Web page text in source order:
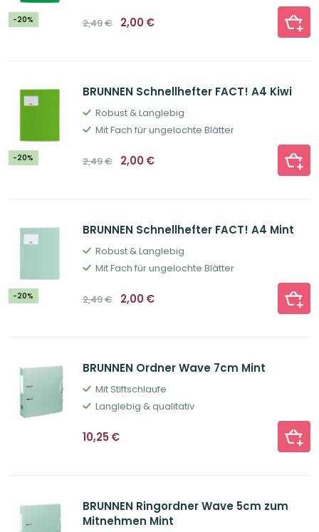
-20% 2,49€ Ursprünglicher
Preis
2,00€
-20%
BRUNNEN Schnellhefter FACT! A4 Kiwi
Robust & Langlebig
Mit Fach für ungelochte Blätter
2,49€ Ursprünglicher
Preis
2,00€
-20%
BRUNNEN Schnellhefter FACT! A4 Mint
Robust & Langlebig
Mit Fach für ungelochte Blätter
2,49€ Ursprünglicher
Preis
2,00€
BRUNNEN Ordner Wave 7cm Mint
Mit Stiftschlaufe
Langlebig & qualitativ
10,25 €
BRUNNEN Ringordner Wave 5cm zum
Mitnehmen Mint